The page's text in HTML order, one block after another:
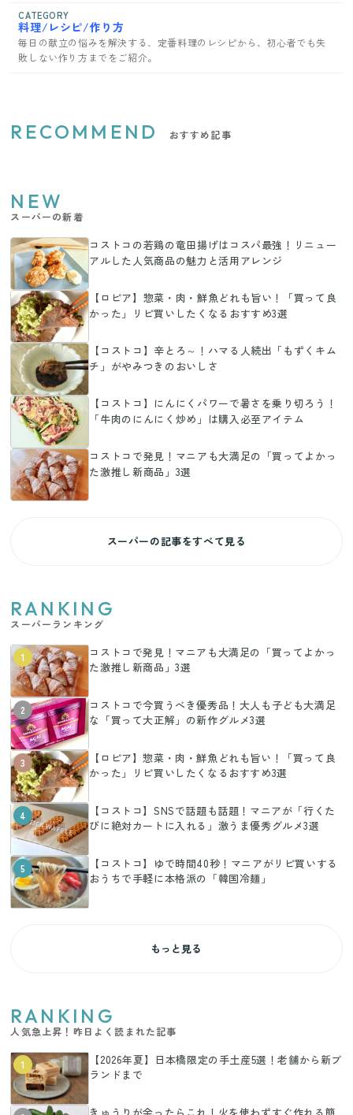
CATEGORY
料理/レシピ/作り方
毎日の献立の悩みを解決する、定番料理のレシピから、初心者でも失
敗しない作り方までをご紹介。
RECOMMEND おすすめ記事
NEW
スーパーの新着
コストコの若鶏の竜田揚げはコスパ最強！リニュー
アルした人気商品の魅力と活用アレンジ
【ロピア】惣菜・肉・鮮魚どれも旨い！「買って良
かった」リピ買いしたくなるおすすめ3選
【コストコ】辛とろ～！ハマる人続出「もずくキム
チ」がやみつきのおいしさ
【コストコ】にんにくパワーで暑さを乗り切ろう！
「牛肉のにんにく炒め」は購入必至アイテム
コストコで発見！マニアも大満足の「買ってよかっ
た激推し新商品」3選
スーパーの記事をすべて見る
RANKING
スーパーランキング
1
コストコで発見！マニアも大満足の「買ってよかっ
た激推し新商品」3選
2
コストコで今買うべき優秀品！大人も子ども大満足
な「買って大正解」の新作グルメ3選
3
【ロピア】惣菜・肉・鮮魚どれも旨い！「買って良
かった」リピ買いしたくなるおすすめ3選
4
【コストコ】SNSで話題も話題！マニアが「行くた
びに絶対カートに入れる」激うま優秀グルメ3選
5
【コストコ】ゆで時間40秒！マニアがリピ買いする
おうちで手軽に本格派の「韓国冷麺」
もっと見る
RANKING
人気急上昇！昨日よく読まれた記事
1
【2026年夏】日本橋限定の手土産5選！老舗から新ブ
ランドまで